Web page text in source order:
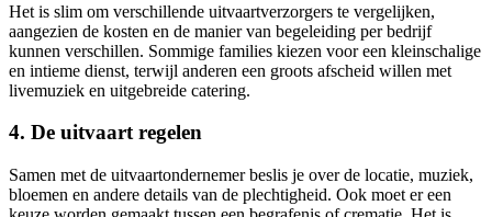
Het is slim om verschillende uitvaartverzorgers te vergelijken,
aangezien de kosten en de manier van begeleiding per bedrijf
kunnen verschillen. Sommige families kiezen voor een kleinschalige
en intieme dienst, terwijl anderen een groots afscheid willen met
livemuziek en uitgebreide catering.
4. De uitvaart regelen
Samen met de uitvaartondernemer beslis je over de locatie, muziek,
bloemen en andere details van de plechtigheid. Ook moet er een